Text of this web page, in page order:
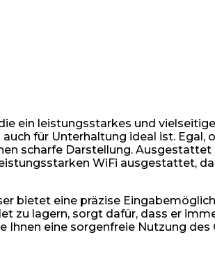
ein leistungsstarkes und
für Unterhaltung ideal ist.
scharfe Darstellung.
WiFi ausgestattet,
bietet eine präzise
zu lagern, sorgt dafür, dass er
Ihnen eine sorgenfreie Nutzung